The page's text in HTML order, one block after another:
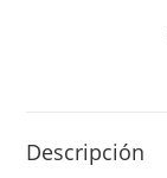
Descripción